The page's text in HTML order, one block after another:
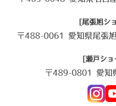
[尾張旭シ
〒488-0061 愛知県尾張
[瀬戸ショ
〒489-0801 愛知